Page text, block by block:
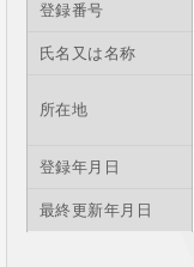
登録番号
氏名又は名称
所在地
登録年月日
最終更新年月日